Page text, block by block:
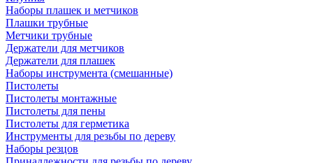
Наборы плашек и метчиков
Плашки трубные
Метчики трубные
Держатели для метчиков
Держатели для плашек
Наборы инструмента (смешанные)
Пистолеты
Пистолеты монтажные
Пистолеты для пены
Пистолеты для герметика
Инструменты для резьбы по дереву
Наборы резцов